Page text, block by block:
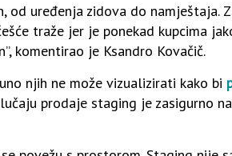
od uređenja zidova do namještaja.
traže jer je ponekad kupcima
komentirao je Ksandro Kovačič.
njih ne može vizualizirati kako bi
prodaje staging je zasigurno